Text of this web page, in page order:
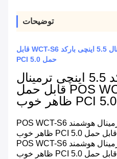
توضیحات
کارت PSAM Smart POS ترمینال 5.5 اینچی بارکد WCT-S6 قابل
حمل PCI 5.0
تراشه بارکد 5.5 اینچی ترمینال
هوشمند POS WCT-S6 قابل حمل
PCI 5.0 ظاهر خوب
تراشه بارکد 5.5 اینچی ترمینال هوشمند POS WCT-S6
قابل حمل PCI 5.0 ظاهر خوب
تراشه بارکد 5.5 اینچی ترمینال هوشمند POS WCT-S6
قابل حمل PCI 5.0 ظاهر خوب